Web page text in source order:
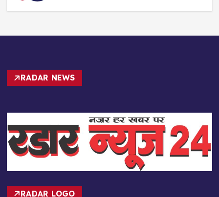
RADAR NEWS
RADAR LOGO